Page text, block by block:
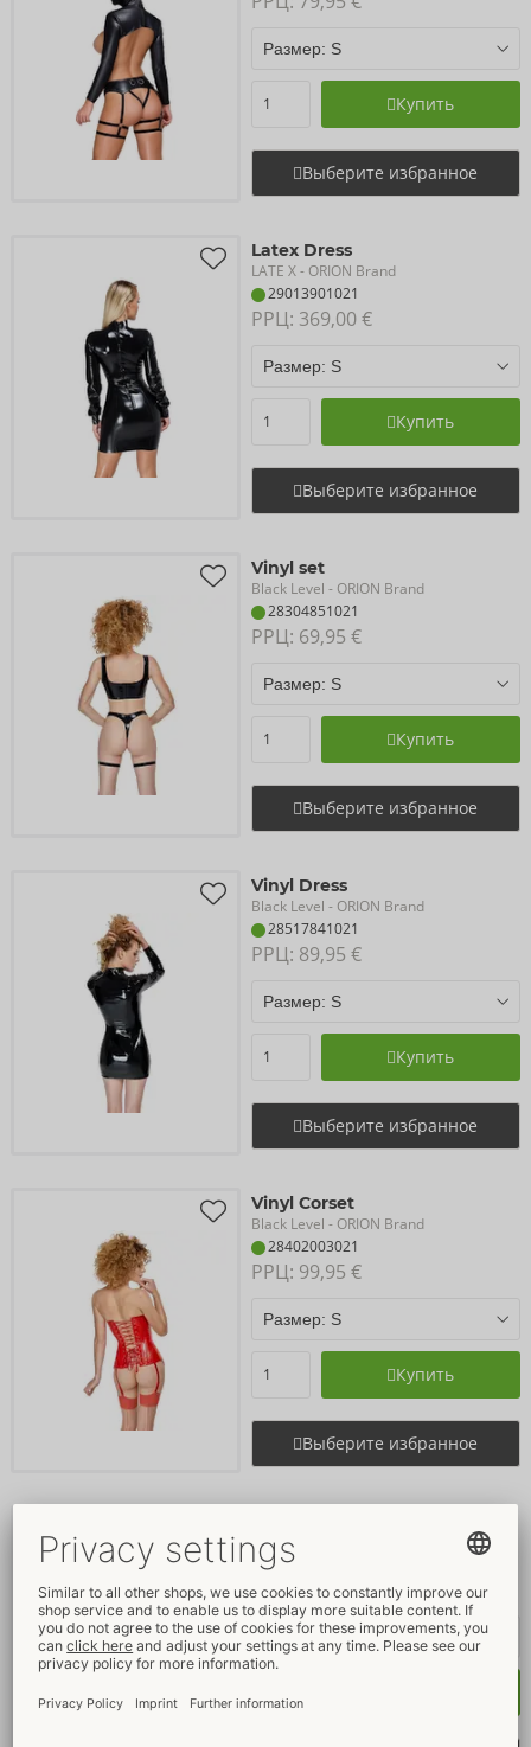
Купить
Выберите избранное
Latex Dress
LATE X- ORION Brand
29013901021
РРЦ: 369,00 €
Купить
Выберите избранное
Vinyl set
Black Level - ORION Brand
28304851021
РРЦ: 69,95 €
Купить
Выберите избранное
Vinyl Dress
Black Level - ORION Brand
28517841021
РРЦ: 89,95 €
Купить
Выберите избранное
Vinyl Corset
Black Level - ORION Brand
28402003021
РРЦ: 99,95 €
Купить
Выберите избранное
Black Level
28406853021
РРЦ: 69,95 €